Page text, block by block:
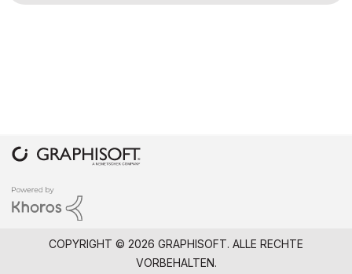
COPYRIGHT © 2026 GRAPHISOFT. ALLE RECHTE
VORBEHALTEN.